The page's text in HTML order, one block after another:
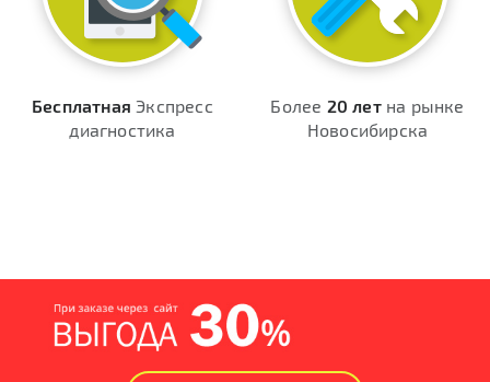
Бесплатная Экспресс
диагностика
Более 20 летна рынке
Новосибирска